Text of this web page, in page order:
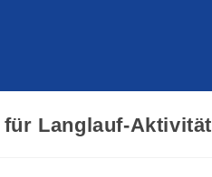
Langlauf-Aktivität